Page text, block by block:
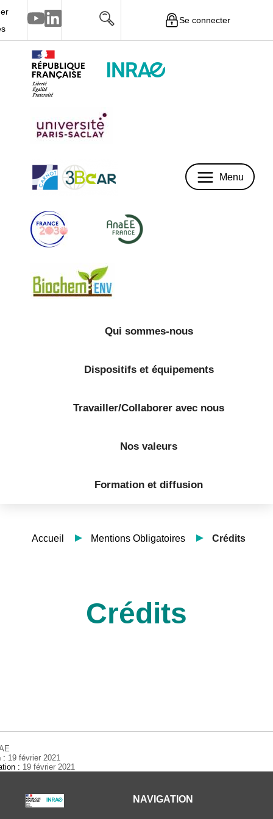
Se connecter
Menu
Qui sommes-nous
Dispositifs et équipements
Travailler/Collaborer avec nous
Nos valeurs
Formation et diffusion
Accueil Mentions Obligatoires Crédits
Crédits
: 19 février 2021
: 19 février 2021
NAVIGATION